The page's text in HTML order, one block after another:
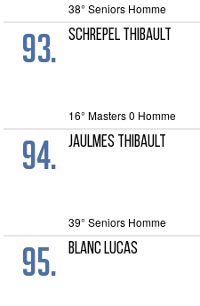
38° Seniors Homme
93. SCHREPEL THIBAULT
16° Masters 0 Homme
94. JAULMES THIBAULT
39° Seniors Homme
95. BLANC LUCAS